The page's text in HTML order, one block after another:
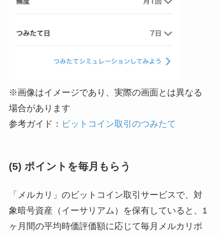
※画像はイメージであり、実際の画面とは異なる
場合があります
参考ガイド： ビットコイン取引のつみたて
(5) ポイントを毎月もらう
「メルカリ」のビットコイン取引サービスで、対
象暗号資産（イーサリアム）を保有していると、1
ヶ月間の平均時価評価額に応じて毎月メルカリポ